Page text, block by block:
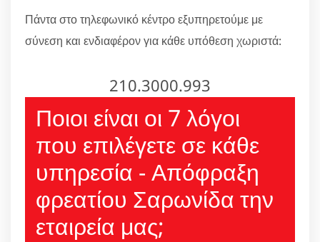
Πάντα στο τηλεφωνικό κέντρο εξυπηρετούμε με
σύνεση και ενδιαφέρον για κάθε υπόθεση χωριστά:
210.3000.993
Ποιοι είναι οι 7 λόγοι
που επιλέγετε σε κάθε
υπηρεσία - Απόφραξη
φρεατίου Σαρωνίδα την
εταιρεία μας;